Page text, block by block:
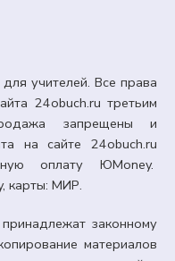
учителей. Все права
24obuch.ru третьим
запрещены и
на сайте 24obuch.ru
оплату ЮMoney.
карты: МИР.
законному
материалов